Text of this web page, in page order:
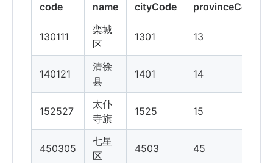
code name cityCode provinceCode
130111
栾城
区
1301 13
140121
清徐
县
1401 14
152527
太仆
寺旗
1525 15
450305
七星
区
4503 45